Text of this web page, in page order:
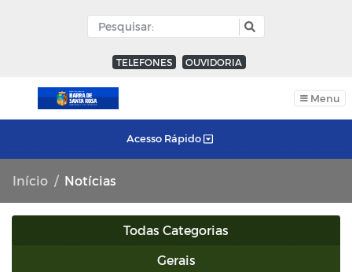
TELEFONES OUVIDORIA
Menu
Acesso Rápido
Início Notícias
Todas Categorias
Gerais